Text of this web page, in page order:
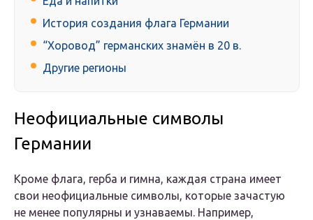
История создания флага Германии
“Хоровод” германских знамён в 20 в.
Другие регионы
Неофициальные символы
Германии
Кроме флага, герба и гимна, каждая страна имеет
свои неофициальные символы, которые зачастую
не менее популярны и узнаваемы. Например,